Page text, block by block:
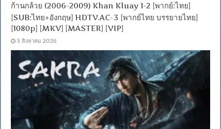
ก้านกล้วย (2006-2009) Khan Kluay 1-2 [พากย์:ไทย]
[SUB:ไทย+อังกฤษ] HDTV.AC-3 [พากย์ไทย บรรยายไทย]
[1080p] [MKV] [MASTER] [VIP]
5 สิงหาคม 2026